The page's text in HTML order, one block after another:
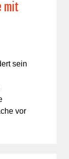
mit
sein
vor